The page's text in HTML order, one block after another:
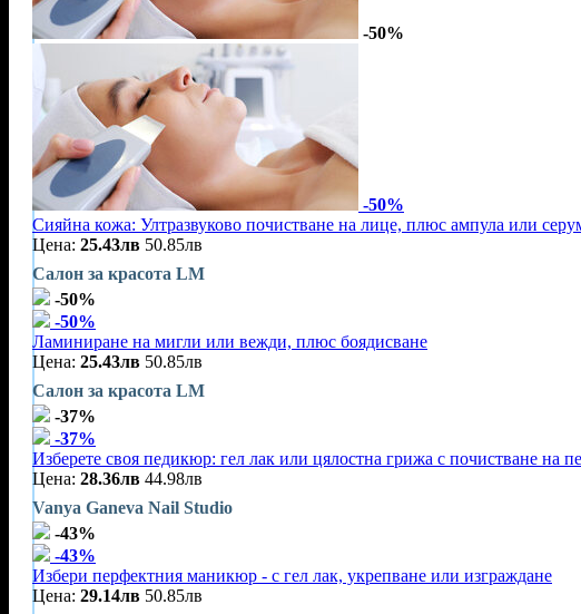
-50%
-50%
Сияйна кожа: Ултразвуково почистване на лице, плюс ампула или
Цена: 25.43лв 50.85лв
Салон за красота LM
-50%
-50%
Ламиниране на мигли или вежди, плюс боядисване
Цена: 25.43лв 50.85лв
Салон за красота LM
-37%
-37%
Изберете своя педикюр: гел лак или цялостна грижа с почистване на
Цена: 28.36лв 44.98лв
Vanya Ganeva Nail Studio
-43%
-43%
Избери перфектния маникюр - с гел лак, укрепване или изграждане
Цена: 29.14лв 50.85лв